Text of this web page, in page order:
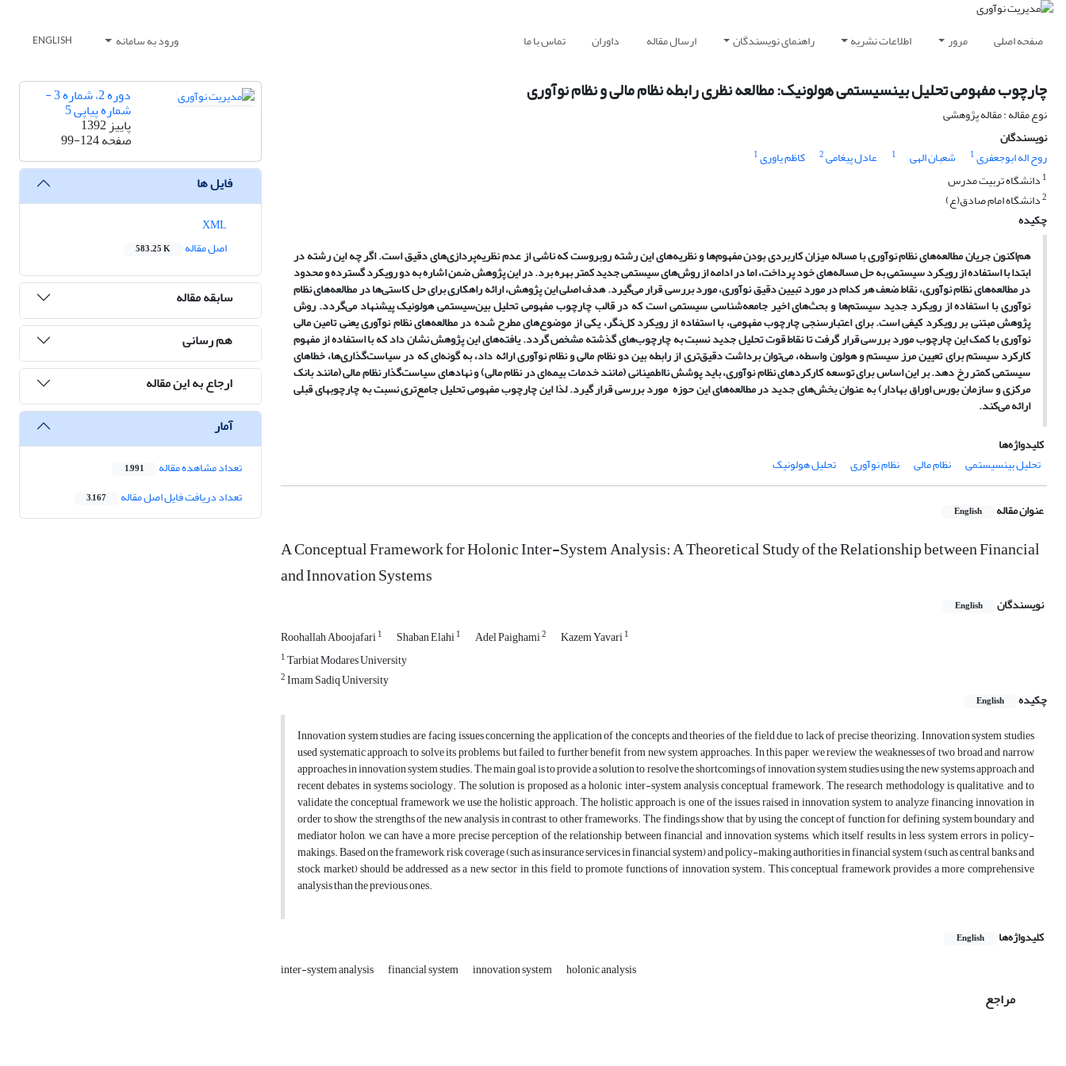
صفحه اصلی مرور اطلاعات نشریه راهنمای نویسندگان ارسال مقاله داوران تماس با ما ورود به سامانه ENGLISH
چارچوب مفهومی تحلیل بینسیستمی هولونیک: مطالعه نظری رابطه نظام مالی و نظام نوآوری
نوع مقاله : مقاله پژوهشی
نویسندگان
روح اله ابوجعفری1 شعبان الهی 1 عادل پیغامی2 کاظم یاوری1
1 دانشگاه تربیت مدرس
2دانشگاه امام صادق(ع)
چکیده
هماکنون جریان مطالعههای نظام نوآوری با مساله میزان کاربردی بودن مفهومها و نظریههای این رشته روبروست که ناشی از عدم نظریهپردازیهای دقیق است. اگر چه این رشته در
ابتدا با استفاده از رویکرد سیستمی به حل مسالههای خود پرداخت، اما در ادامه از روشهای سیستمی جدید کمتر بهره برد.در این پژوهش ضمن اشاره به دو رویکرد گسترده و محدود
در مطالعههای نظام نوآوری، نقاط ضعف هر کدام در مورد تبیین دقیق نوآوری، مورد بررسی قرار میگیرد. هدف اصلی این پژوهش، ارائه راهکاری برای حل کاستیها در مطالعههای نظام
نوآوری با استفاده از رویکرد جدید سیستمها و بحثهای اخیر جامعهشناسی سیستمی است که در قالب چارچوب مفهومی تحلیل بینسیستمی هولونیک پیشنهاد میگردد. روش
پژوهش مبتنی بر رویکرد کیفی است. برای اعتبارسنجی چارچوب مفهومی، با استفاده از رویکرد کلنگر، یکی از موضوعهای مطرح شده در مطالعههای نظام نوآوری یعنی تامین مالی
نوآوری با کمک این چارچوب مورد بررسی قرار گرفت تا نقاط قوت تحلیل جدید نسبت به چارچوبهای گذشته مشخص گردد.یافتههای این پژوهش نشان داد که با استفاده از مفهوم
کارکرد سیستم برای تعیین مرز سیستم و هولون واسطه، میتوان برداشت دقیقتری از رابطه بین دو نظام مالی و نظام نوآوری ارائه داد، به گونهای که در سیاستگذاریها، خطاهای
سیستمی کمتر رخ دهد. بر این اساس برای توسعه کارکردهای نظام نوآوری، باید پوشش نااطمینانی (مانند خدمات بیمهای در نظام مالی) و نهادهای سیاستگذار نظام مالی (مانند بانک
مرکزی و سازمان بورس اوراق بهادار) به عنوان بخشهای جدید در مطالعههای این حوزه مورد بررسی قرار گیرد. لذا این چارچوب مفهومی تحلیل جامعتری نسبت به چارچوبهای قبلی
ارائه میکند.
کلیدواژه‌ها
تحلیل بینسیستمی
نظام مالی نظام نوآوری تحلیل هولونیک
عنوان مقاله English
A Conceptual Framework for Holonic Inter-System Analysis: A Theoretical Study of the Relationship between Financial
and Innovation Systems
نویسندگان English
Roohallah Aboojafari1 Shaban Elahi1 Adel Paighami2 Kazem Yavari1
1Tarbiat Modares University
2Imam Sadiq University
چکیده
English
Innovation system studies are facing issues concerning the application of the concepts and theories of the field due to lack of precise theorizing. Innovation system studies
used systematic approach to solve its problems, but failed to further benefit from new system approaches. In this paper, we review the weaknesses of two broad and narrow
approaches in innovation system studies. The main goal is to provide a solution to resolve the shortcomings of innovation system studies using the new systems approach and
recent debates in systems sociology. The solution is proposed as a holonic inter-system analysis conceptual framework. The research methodology is qualitative, and to
validate the conceptual framework we use the holistic approach. The holistic approach is one of the issues raised in innovation system to analyze financing innovation in
order to show the strengths of the new analysis in contrast to other frameworks. The findings show that by using the concept of function for defining system boundary and
mediator holon, we can have a more precise perception of the relationship between financial and innovation systems, which itself results in less system errors in policy-
makings. Based on the framework, risk coverage (such as insurance services in financial system) and policy-making authorities in financial system (such as central banks and
stock market) should be addressed as a new sector in this field to promote functions of innovation system. This conceptual framework provides a more comprehensive
analysis than the previous ones.
کلیدواژه‌ها English
inter-system analysis financial system innovation system holonic analysis
مراجع
دوره 2، شماره 3 -
شماره پیاپی 5
پاییز 1392
صفحه99-124
فایل ها
اصل مقاله
583.25 K
سابقه مقاله
هم رسانی
ارجاع به این مقاله
آمار
تعداد مشاهده مقاله 1,991
تعداد دریافت فایل اصل مقاله 3,167